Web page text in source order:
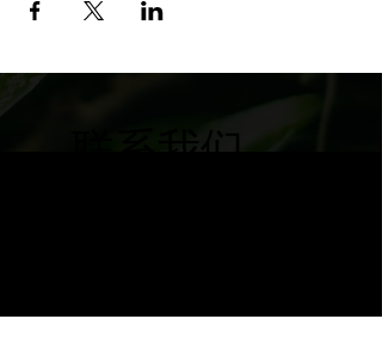
PPM-001-10-09061994